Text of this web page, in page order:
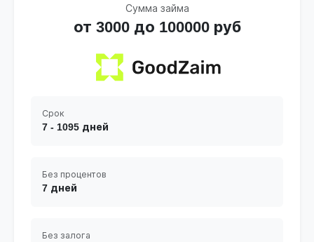
Сумма займа
от 3000 до 100000 руб
Срок
7 - 1095 дней
Без процентов
7 дней
Без залога